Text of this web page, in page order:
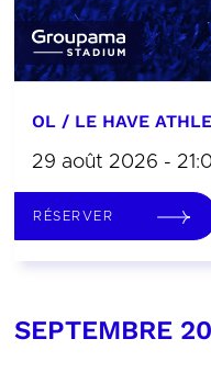
OL / LE HAVE
29 août 2026 -
RÉSERVER
SEPTEMBRE